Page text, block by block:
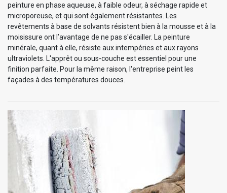
peinture en phase aqueuse, à faible odeur, à séchage rapide et
microporeuse, et qui sont également résistantes. Les
revêtements à base de solvants résistent bien à la mousse et à la
moisissure ont l’avantage de ne pas s'écailler. La peinture
minérale, quant à elle, résiste aux intempéries et aux rayons
ultraviolets. L'apprêt ou sous-couche est essentiel pour une
finition parfaite. Pour la même raison, l'entreprise peint les
façades à des températures douces.